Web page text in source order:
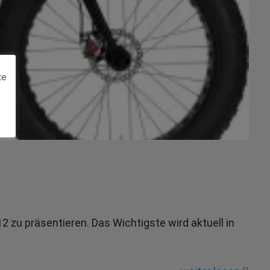
zu präsentieren. Das Wichtigste wird aktuell in